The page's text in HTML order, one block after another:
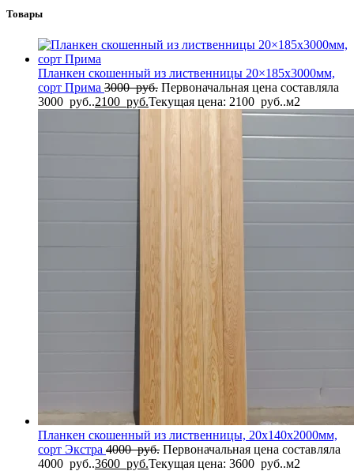
Товары
Планкен скошенный из лиственницы 20×185x3000мм,
сорт Прима 3000руб. Первоначальная цена составляла
3000 руб..2100 руб.Текущая цена: 2100 руб..м2
Планкен скошенный из лиственницы, 20x140x2000мм,
сорт Экстра 4000руб. Первоначальная цена составляла
4000 руб..3600 руб.Текущая цена: 3600 руб..м2